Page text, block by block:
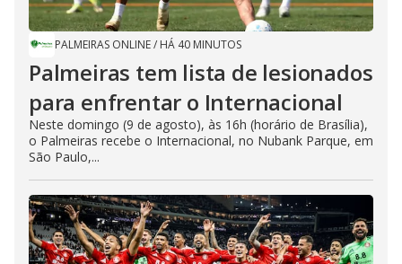
PALMEIRAS ONLINE/ HÁ 40 MINUTOS
Palmeiras tem lista de lesionados
para enfrentar o Internacional
Neste domingo (9 de agosto), às 16h (horário de Brasília),
o Palmeiras recebe o Internacional, no Nubank Parque, em
São Paulo,...